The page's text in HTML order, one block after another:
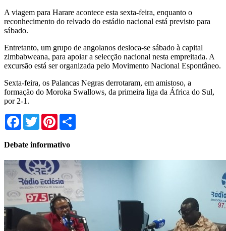
A viagem para Harare acontece esta sexta-feira, enquanto o
reconhecimento do relvado do estádio nacional está previsto para
sábado.
Entretanto, um grupo de angolanos desloca-se sábado à capital
zimbabweana, para apoiar a selecção nacional nesta empreitada. A
excursão está ser organizada pelo Movimento Nacional Espontâneo.
Sexta-feira, os Palancas Negras derrotaram, em amistoso, a
formação do Moroka Swallows, da primeira liga da África do Sul,
por 2-1.
Facebook
TwitterPinterest
Debate informativo